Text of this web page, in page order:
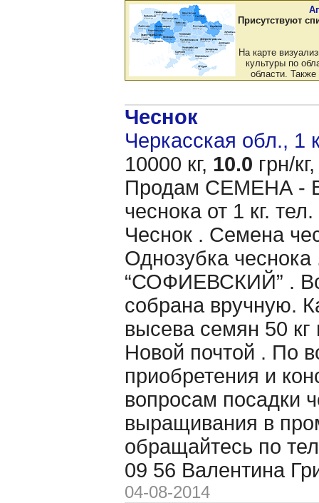
Присутствуют
На карте
культуры по
области. Также
Чеснок
Черкасская обл., 1
10000 кг, 10.0 грн/кг,
Продам CЕМЕНА -
чеснока от 1 кг.
Чеснок . Семена
Однозубка чеснока
“СОФИЕВСКИЙ” .
собрана вручную.
высева семян 50 кг
Новой почтой . По
приобретения и
вопросам посадки
выращивания в
обращайтесь по
09 56 Валентина
04-08-2014